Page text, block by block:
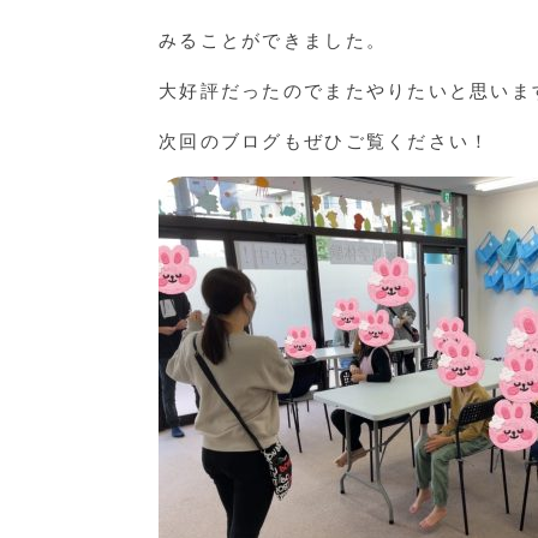
みることができました。
大好評だったのでまたやりたいと思いま
次回のブログもぜひご覧ください！